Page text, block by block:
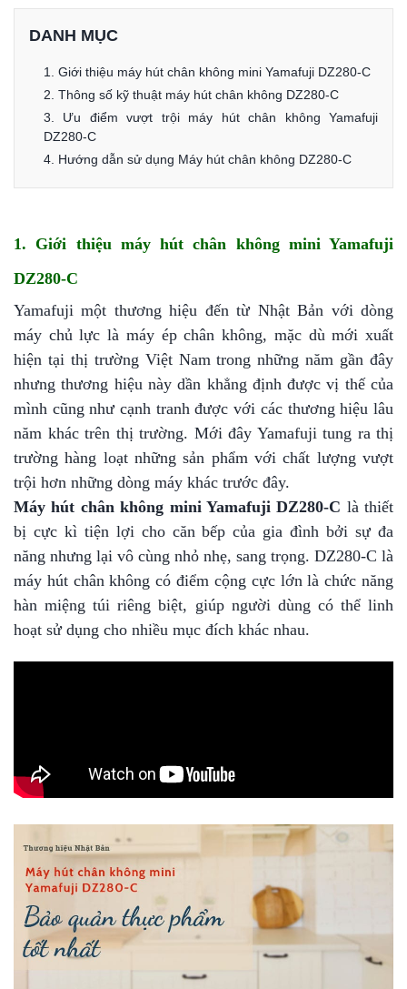
DANH MỤC
1. Giới thiệu máy hút chân không mini Yamafuji DZ280-C
2. Thông số kỹ thuật máy hút chân không DZ280-C
3. Ưu điểm vượt trội máy hút chân không Yamafuji
DZ280-C
4. Hướng dẫn sử dụng Máy hút chân không DZ280-C
1. Giới thiệu máy hút chân không mini Yamafuji
DZ280-C
Yamafuji một thương hiệu đến từ Nhật Bản với dòng
máy chủ lực là máy ép chân không, mặc dù mới xuất
hiện tại thị trường Việt Nam trong những năm gần đây
nhưng thương hiệu này dần khẳng định được vị thế của
mình cũng như cạnh tranh được với các thương hiệu lâu
năm khác trên thị trường. Mới đây Yamafuji tung ra thị
trường hàng loạt những sản phẩm với chất lượng vượt
trội hơn những dòng máy khác trước đây.
Máy hút chân không mini Yamafuji DZ280-C là thiết
bị cực kì tiện lợi cho căn bếp của gia đình bởi sự đa
năng nhưng lại vô cùng nhỏ nhẹ, sang trọng. DZ280-C là
máy hút chân không có điểm cộng cực lớn là chức năng
hàn miệng túi riêng biệt, giúp người dùng có thể linh
hoạt sử dụng cho nhiều mục đích khác nhau.